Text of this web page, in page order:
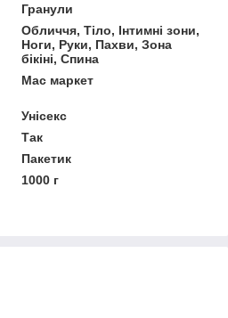
Гранули
Обличчя, Тіло, Інтимні зони,
Ноги, Руки, Пахви, Зона
бікіні, Спина
Мас маркет
Унісекс
Так
Пакетик
1000 г